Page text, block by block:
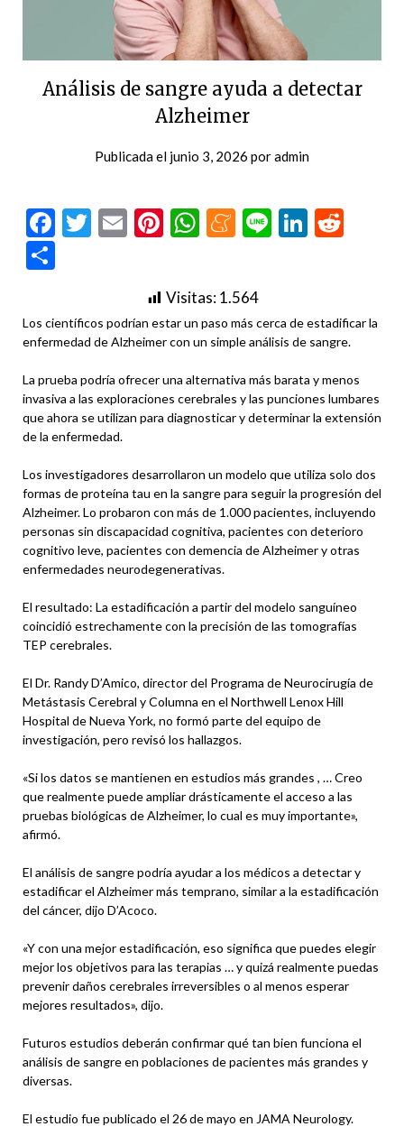
Análisis de sangre ayuda a detectar
Alzheimer
Publicada el junio 3, 2026 poradmin
Facebook
Twitter
EmailPinterest
WhatsApp
Meneame
Line
Visitas:1.564
Los científicos podrían estar un paso más cerca de estadificar la
enfermedad de Alzheimer con un simple análisis de sangre.
La prueba podría ofrecer una alternativa más barata y menos
invasiva a las exploraciones cerebrales y las punciones lumbares
que ahora se utilizan para diagnosticar y determinar la extensión
de la enfermedad.
Los investigadores desarrollaron un modelo que utiliza solo dos
formas de proteína tau en la sangre para seguir la progresión del
Alzheimer. Lo probaron con más de 1.000 pacientes, incluyendo
personas sin discapacidad cognitiva, pacientes con deterioro
cognitivo leve, pacientes con demencia de Alzheimer y otras
enfermedades neurodegenerativas.
El resultado: La estadificación a partir del modelo sanguíneo
coincidió estrechamente con la precisión de las tomografías
TEP cerebrales.
El Dr. Randy D’Amico, director del Programa de Neurocirugía de
Metástasis Cerebral y Columna en el Northwell Lenox Hill
Hospital de Nueva York, no formó parte del equipo de
investigación, pero revisó los hallazgos.
«Si los datos se mantienen en estudios más grandes , … Creo
que realmente puede ampliar drásticamente el acceso a las
pruebas biológicas de Alzheimer, lo cual es muy importante»,
afirmó.
El análisis de sangre podría ayudar a los médicos a detectar y
estadificar el Alzheimer más temprano, similar a la estadificación
del cáncer, dijo D’Acoco.
«Y con una mejor estadificación, eso significa que puedes elegir
mejor los objetivos para las terapias … y quizá realmente puedas
prevenir daños cerebrales irreversibles o al menos esperar
mejores resultados», dijo.
Futuros estudios deberán confirmar qué tan bien funciona el
análisis de sangre en poblaciones de pacientes más grandes y
diversas.
El estudio fue publicado el 26 de mayo en JAMA Neurology.